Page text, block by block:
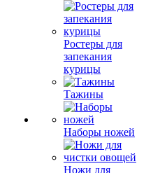
Ростеры для
запекания
курицы
Тажины
Наборы ножей
Ножи для